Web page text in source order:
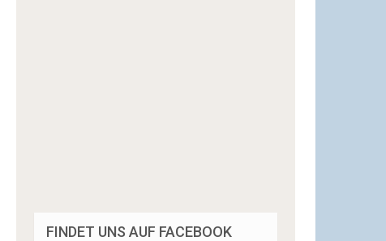
FINDET UNS AUF FACEBOOK